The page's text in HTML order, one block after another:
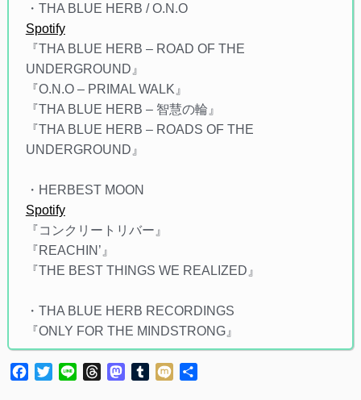
・THA BLUE HERB / O.N.O
Spotify
『THA BLUE HERB – ROAD OF THE
UNDERGROUND』
『O.N.O – PRIMAL WALK』
『THA BLUE HERB – 智慧の輪』
『THA BLUE HERB – ROADS OF THE
UNDERGROUND』
・HERBEST MOON
Spotify
『コンクリートリバー』
『REACHIN’』
『THE BEST THINGS WE REALIZED』
・THA BLUE HERB RECORDINGS
『ONLY FOR THE MINDSTRONG』
Facebook
TwitterLine ThreadsMastodon
Tumblr
Mixi